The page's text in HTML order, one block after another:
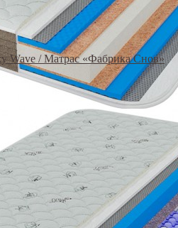
Wave / Матрас «Фабрика Снов»